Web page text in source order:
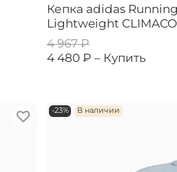
Кепка adidas
Lightweight
4 967 ₽
4 480 ₽ – Купить
-23% В наличии